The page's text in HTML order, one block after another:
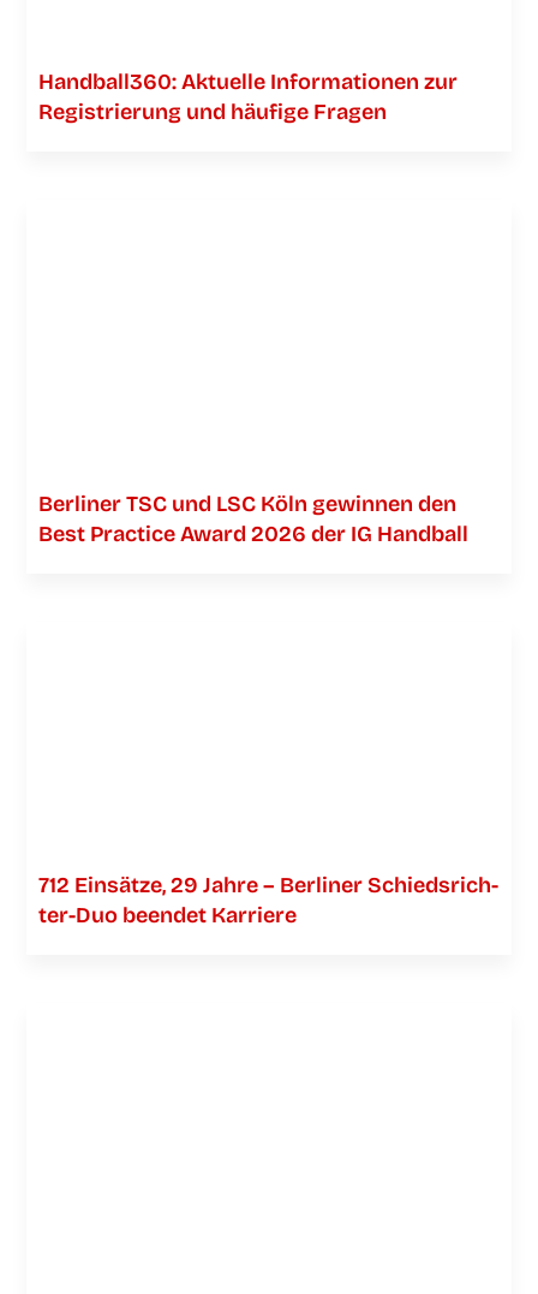
Handball360: Aktu­el­le Infor­ma­tio­nen zur
Regis­trie­rung und häu­fi­ge Fragen
Ber­li­ner TSC und LSC Köln gewin­nen den
Best Prac­ti­ce Award 2026 der IG Handball
712 Ein­sät­ze, 29 Jah­re – Ber­li­ner Schieds­­­rich­­­
ter-Duo been­det Karriere